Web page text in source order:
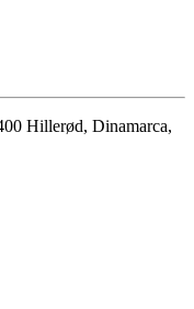
Hillerød, Dinamarca,